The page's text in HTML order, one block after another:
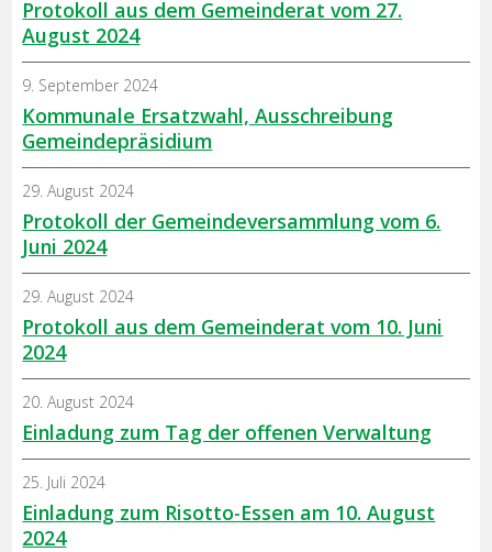
Protokoll aus dem Gemeinderat vom 27.
August 2024
Kommunale Ersatzwahl, Ausschreibung
Gemeindepräsidium
9. September 2024
Protokoll der Gemeindeversammlung vom 6.
Juni 2024
29. August 2024
Protokoll aus dem Gemeinderat vom 10. Juni
2024
29. August 2024
Einladung zum Tag der offenen Verwaltung
20. August 2024
Einladung zum Risotto-Essen am 10. August
2024
25. Juli 2024